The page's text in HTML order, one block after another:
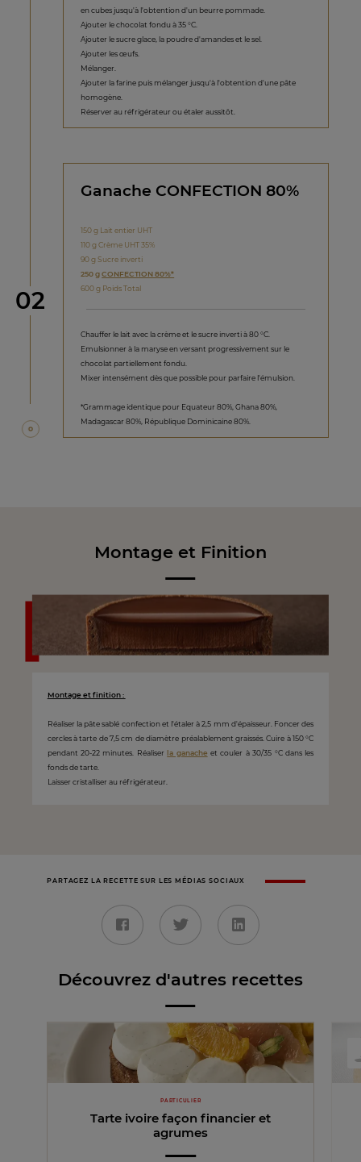
en cubes jusqu'à l'obtention d'un beurre pommade.
Ajouter le chocolat fondu à 35 °C.
Ajouter le sucre glace, la poudre d'amandes et le sel.
Ajouter les œufs.
Mélanger.
Ajouter la farine puis mélanger jusqu'à l'obtention d'une pâte
homogène.
Réserver au réfrigérateur ou étaler aussitôt.
étape
02
Ganache CONFECTION 80%
150 g Lait entier UHT
110 g Crème UHT 35%
90 g Sucre inverti
250 gCONFECTION 80%*
600 g Poids Total
Chauffer le lait avec la crème et le sucre inverti à 80 °C.
Emulsionner à la maryse en versant progressivement sur le
chocolat partiellement fondu.
Mixer intensément dès que possible pour parfaire l'émulsion.
*Grammage identique pour Equateur 80%, Ghana 80%,
Madagascar 80%, République Dominicaine 80%.
Montage et Finition
Montage et finition :
Réaliser la pâte sablé confection et l'étaler à 2,5 mm d'épaisseur. Foncer des
cercles à tarte de 7,5 cm de diamètre préalablement graissés. Cuire à 150 °C
pendant 20-22 minutes. Réaliser
la ganache et couler à 30/35 °C dans les
fonds de tarte.
Laisser cristalliser au réfrigérateur.
PARTAGEZ LA RECETTE SUR LES MÉDIAS SOCIAUX
Découvrez d'autres recettes
PARTICULIER
Tarte ivoire façon financier et
agrumes